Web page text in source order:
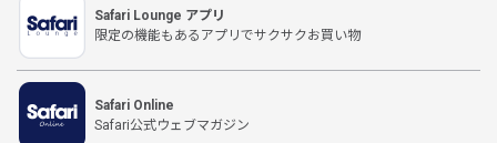
Safari Lounge アプリ
限定の機能もあるアプリでサクサクお買い物
Safari Online
Safari公式ウェブマガジン